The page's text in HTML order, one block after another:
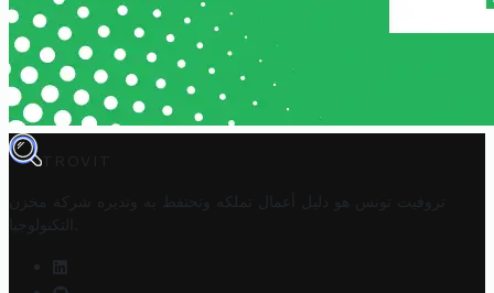
TROVIT
تروفيت تونس هو دليل أعمال تملكه وتحتفظ به وتديره
شركة مخزن
التكنولوجيا